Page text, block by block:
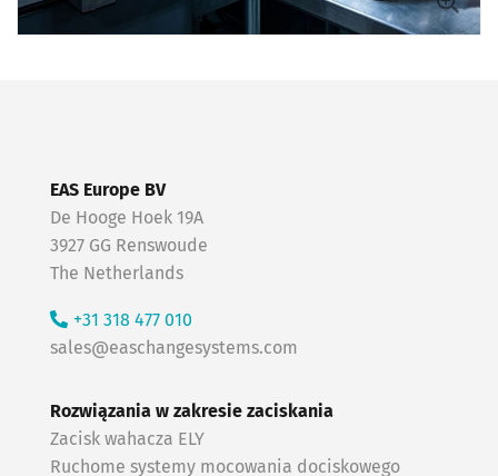
Rozwiązania w zakresie zaciskania
Zacisk wahacza ELY
Ruchome systemy mocowania dociskowego
EAS Europe BV
De Hooge Hoek 19A
3927 GG Renswoude
The Netherlands
+31 318 477 010
sales@easchangesystems.com